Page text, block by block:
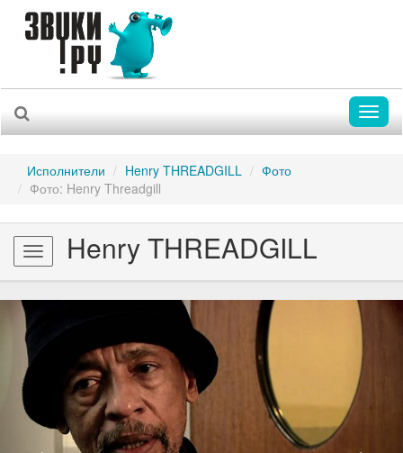
Исполнители Henry THREADGILL
Фото
Фото: Henry Threadgill
Toggle
navigation
Henry THREADGILL